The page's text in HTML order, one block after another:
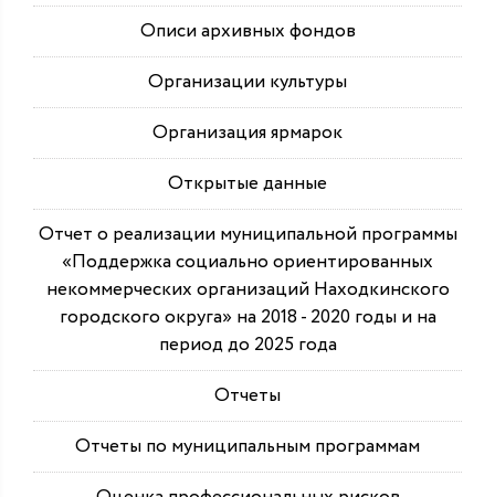
Описи архивных фондов
Организации культуры
Организация ярмарок
Открытые данные
Отчет о реализации муниципальной программы
«Поддержка социально ориентированных
некоммерческих организаций Находкинского
городского округа» на 2018 - 2020 годы и на
период до 2025 года
Отчеты
Отчеты по муниципальным программам